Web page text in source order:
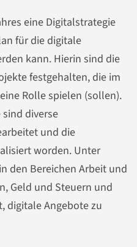
eine Digitalstrategie
für die digitale
kann. Hierin sind die
festgehalten, die im
Rolle spielen (sollen).
diverse
und die
worden. Unter
den Bereichen Arbeit und
Geld und Steuern und
digitale Angebote zu